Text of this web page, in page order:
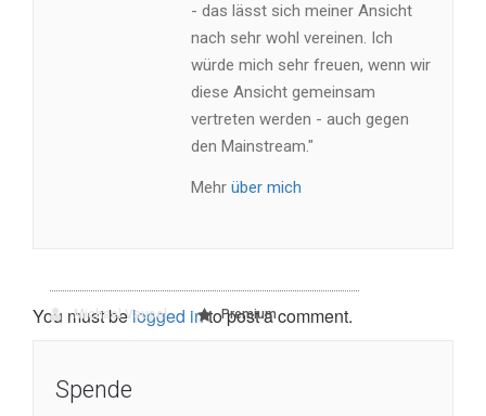
Michael Vaupel Premium
- das lässt sich meiner Ansicht
nach sehr wohl vereinen. Ich
würde mich sehr freuen, wenn wir
diese Ansicht gemeinsam
vertreten werden - auch gegen
den Mainstream."
Mehr über mich
You must belogged into post a comment.
Spende